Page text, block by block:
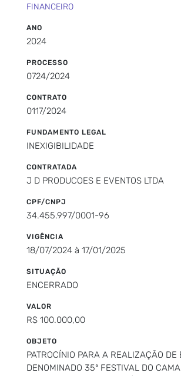
FINANCEIRO
ANO
2024
PROCESSO
0724/2024
CONTRATO
0117/2024
FUNDAMENTO LEGAL
INEXIGIBILIDADE
CONTRATADA
J D PRODUCOES E EVENTOS LTDA
CPF/CNPJ
34.455.997/0001-96
VIGÊNCIA
18/07/2024 à 17/01/2025
SITUAÇÃO
ENCERRADO
VALOR
R$ 100.000,00
OBJETO
PATROCÍNIO PARA A REALIZAÇÃO DE
DENOMINADO 35º FESTIVAL DO